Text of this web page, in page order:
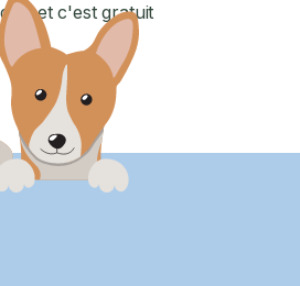
et c'est gratuit